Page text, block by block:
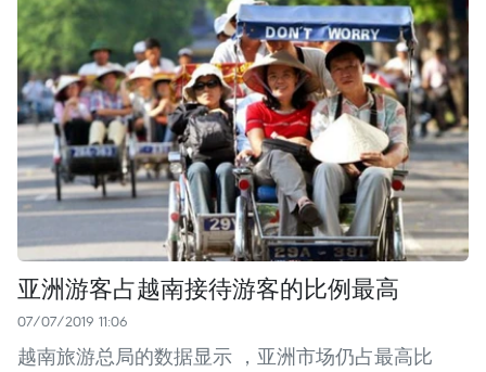
亚洲游客占越南接待游客的比例最高
07/07/2019 11:06
越南旅游总局的数据显示 ，亚洲市场仍占最高比